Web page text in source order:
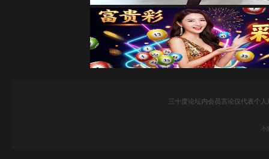
三十度论坛内会员言论仅代表个
小